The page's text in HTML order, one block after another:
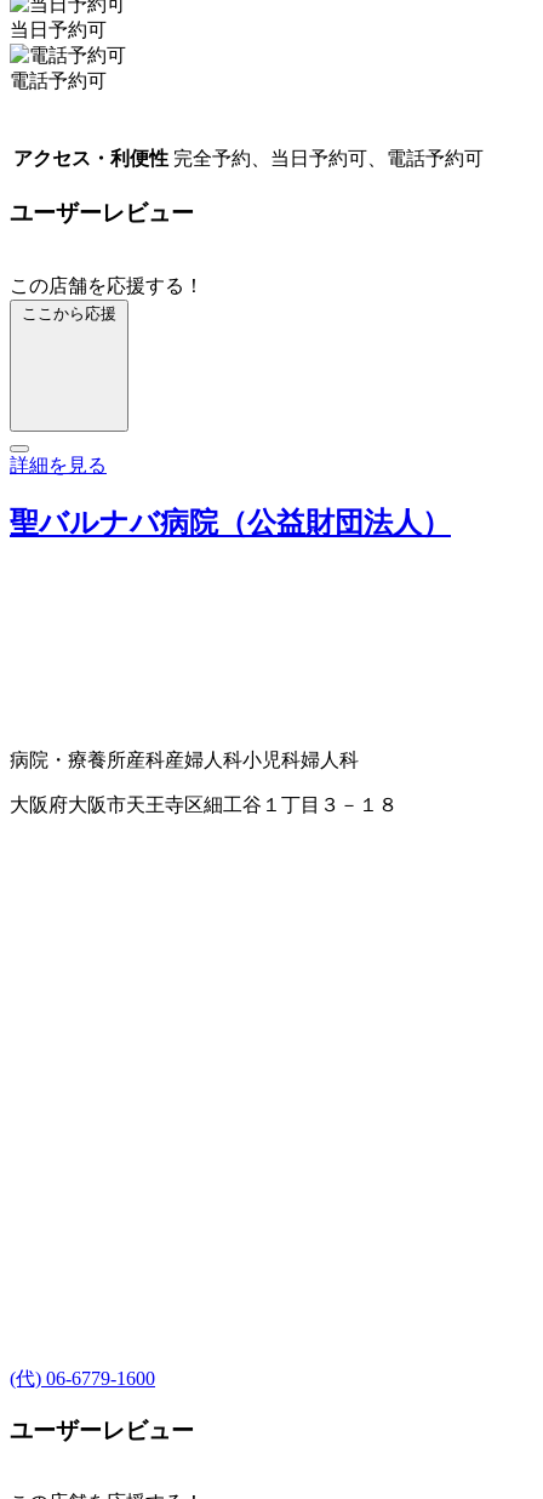
当日予約可
電話予約可
アクセス・利便性 完全予約、当日予約可、電話予約可
ユーザーレビュー
この店舗を応援する！
ここから応援
詳細を見る
聖バルナバ病院（公益財団法人）
病院・療養所産科産婦人科小児科婦人科
大阪府大阪市天王寺区細工谷１丁目３－１８
(代) 06-6779-1600
ユーザーレビュー